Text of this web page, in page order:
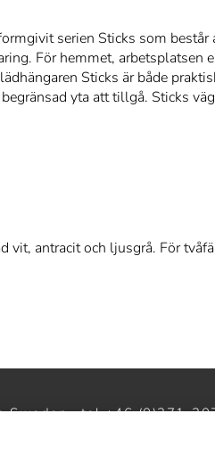
serien Sticks som består
För hemmet, arbetsplatsen
Sticks är både
yta att tillgå. Sticks
vit, antracit och ljusgrå. För
Sweden · tel +46 (0)371-